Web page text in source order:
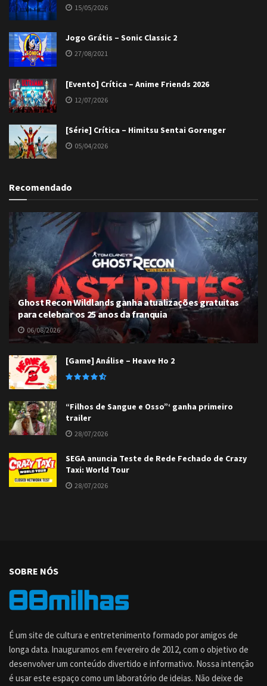
15/05/2026
Jogo Grátis – Sonic Classic 2
27/08/2021
[Evento] Crítica – Anime Friends 2026
12/07/2026
[Série] Crítica – Himitsu Sentai Gorenger
05/04/2026
Recomendado
Ghost Recon Wildlands ganha atualizações gratuitas
para celebrar os 25 anos da franquia
06/08/2026
[Game] Análise – Heave Ho 2
“Filhos de Sangue e Osso”‘ ganha primeiro
trailer
28/07/2026
SEGA anuncia Teste de Rede Fechado de Crazy
Taxi: World Tour
28/07/2026
SOBRE NÓS
É um site de cultura e entretenimento formado por amigos de
longa data. Inauguramos em fevereiro de 2012, com o objetivo de
desenvolver um conteúdo divertido e informativo. Nossa intenção
é usar este espaço como um laboratório de ideias. Não deixe de